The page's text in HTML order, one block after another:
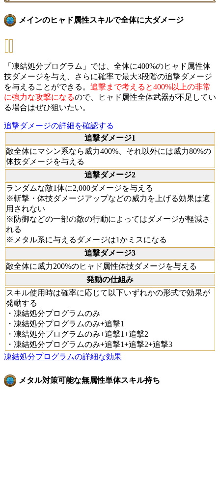
メインのヒャド属性スキルで全体に大ダメージ
「凍結処分プログラム」では、全体に400%のヒャド属性体
技ダメージを与え、さらに確率で最大3段階の追撃ダメージ
を与えることができる。 追撃まで考えると400%以上の非常
に強力な攻撃になるので、ヒャド属性全体武器が不足してい
る場合はぜひ狙いたい。
追撃ダメージの詳細を確認する
追撃ダメージ1
敵全体にマシン系なら威力400%、それ以外には威力80%の
体技ダメージを与える
追撃ダメージ2
ランダムな敵1体に2,000ダメージを与える
※斬撃・体技ダメージアップなどの威力を上げる効果は適
用されない
※防御などの一部の敵の行動によってはダメージが軽減さ
れる
※メタル系に与えるダメージは1かミスになる
追撃ダメージ3
敵全体に威力200%のヒャド属性体技ダメージを与える
発動の仕組み
スキル使用時は確率に応じて以下いずれかの形式で効果が
発動する
・凍結処分プログラムのみ
・凍結処分プログラムのみ+追撃1
・凍結処分プログラムのみ+追撃1+追撃2
・凍結処分プログラムのみ+追撃1+追撃2+追撃3
凍結処分プログラムの詳細な効果
メタル対策可能な無属性単体スキル持ち